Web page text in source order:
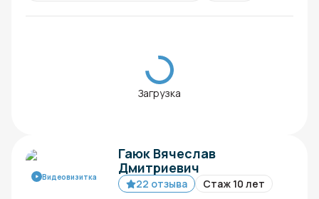
Загрузка
Видеовизитка
Гаюк Вячеслав
Дмитриевич
22 отзыва
Стаж 10 лет